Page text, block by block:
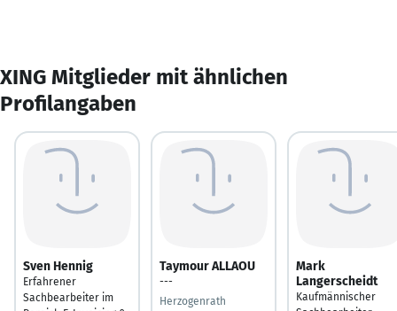
XING Mitglieder mit ähnlichen
Profilangaben
Sven Hennig
Erfahrener
Sachbearbeiter im
Taymour ALLAOU
---
Herzogenrath
Mark
Langerscheidt
Kaufmännischer